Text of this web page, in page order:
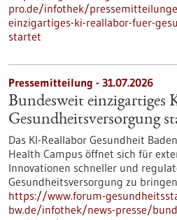
pro.de/infothek/
einzigartiges-ki-reallabor-fuer-
startet
Pressemitteilung - 31.07.2026
Bundesweit einzigartiges
Gesundheits­versorgung
Das KI-Reallabor Gesundheit
Health Campus öffnet sich für
Innovationen schneller und
Gesundheitsversorgung zu
https://www.forum-
bw.de/infothek/news-presse/